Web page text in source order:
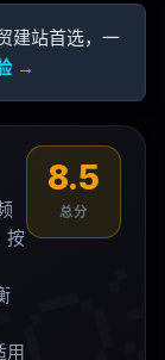
建站首选，一
→
按
用
8.5
总分